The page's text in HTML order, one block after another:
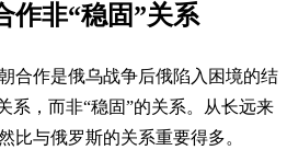
作非“稳固”关系
合作是俄乌战争后俄陷入困境的结
系，而非“稳固”的关系。从长远来
比与俄罗斯的关系重要得多。